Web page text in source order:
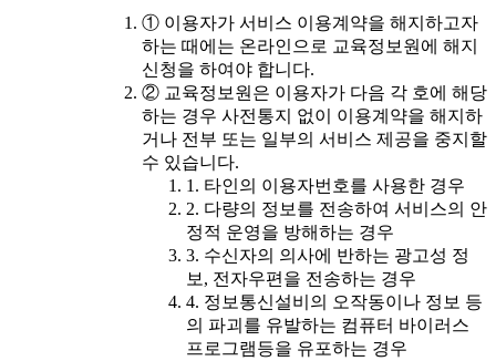
① 이용자가 서비스 이용계약을 해지하고자
하는 때에는 온라인으로 교육정보원에 해지
신청을 하여야 합니다.
② 교육정보원은 이용자가 다음 각 호에 해당
하는 경우 사전통지 없이 이용계약을 해지하
거나 전부 또는 일부의 서비스 제공을 중지할
수 있습니다.
1. 타인의 이용자번호를 사용한 경우
2. 다량의 정보를 전송하여 서비스의 안
정적 운영을 방해하는 경우
3. 수신자의 의사에 반하는 광고성 정
보, 전자우편을 전송하는 경우
4. 정보통신설비의 오작동이나 정보 등
의 파괴를 유발하는 컴퓨터 바이러스
프로그램등을 유포하는 경우